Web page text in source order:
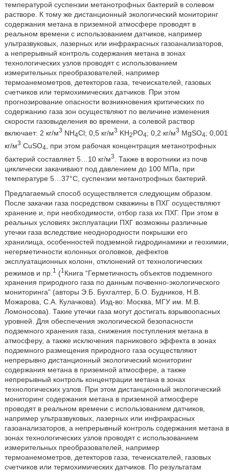
температурой суспензии метанотрофных бактерий в солевом
растворе. К тому же дистанционный экологический мониторинг
содержания метана в приземной атмосфере проводят в
реальном времени с использованием датчиков, например
ультразвуковых, лазерных или инфракрасных газоанализаторов,
а непрерывный контроль содержания метана в зонах
технологических узлов проводят с использованием
измерительных преобразователей, например
термоанемометров, детекторов газа, течеискателей, газовых
счетчиков или термохимических датчиков. При этом
прогнозирование опасности возникновения критических по
содержанию газа зон осуществляют по величине изменения
скорости газовыделения во времени, а солевой раствор
включает: 2 кг/м3 NH4Cl; 0,5 кг/м3 KH2PO4; 0,2 кг/м3 MgSO4; 0,001
кг/м3 CuSO4
, при этом рабочая концентрация метанотрофных
бактерий составляет 5…10 кг/м3
. Также в воротники из почв
циклически закачивают под давлением до 100 МПа, при
температуре 5…37°C, суспензии метанотрофных бактерий.
Предлагаемый способ осуществляется следующим образом.
После закачки газа посредством скважины в ПХГ осуществляют
хранение и, при необходимости, отбор газа их ПХГ. При этом в
реальных условиях эксплуатации ПХГ возможны различные
утечки газа вследствие неоднородности покрышки его
хранилища, особенностей подземной гидродинамики и геохимии,
негерметичности колонных оголовков, дефектов
эксплуатационных колонн, отклонений от технологических
режимов и пр. 1 (1 Книга “Герметичность объектов подземного
хранения природного газа по данным почвенно-экологического
мониторинга” (авторы Э.Б. Бухгалтер, Б.О. Будников, Н.В.
Можарова, С.А. Кулачкова). Изд-во: Москва, МГУ им. М.В.
Ломоносова). Такие утечки газа могут достигать взрывоопасных
уровней. Для обеспечения экологической безопасности
подземного хранения газа, снижения поступления метана в
атмосферу, а также исключения парникового эффекта в зонах
подземного размещения природного газа осуществляют
непрерывно дистанционный экологический мониторинг
содержания метана в приземной атмосфере, а также
непрерывный контроль концентрации метана в зонах
технологических узлов. При этом дистанционный экологический
мониторинг содержания метана в приземной атмосфере
проводят в реальном времени с использованием датчиков,
например ультразвуковых, лазерных или инфракрасных
газоанализаторов, а непрерывный контроль содержания метана в
зонах технологических узлов проводят с использованием
измерительных преобразователей, например
термоанемометров, детекторов газа, течеискателей, газовых
счетчиков или термохимических датчиков. По результатам